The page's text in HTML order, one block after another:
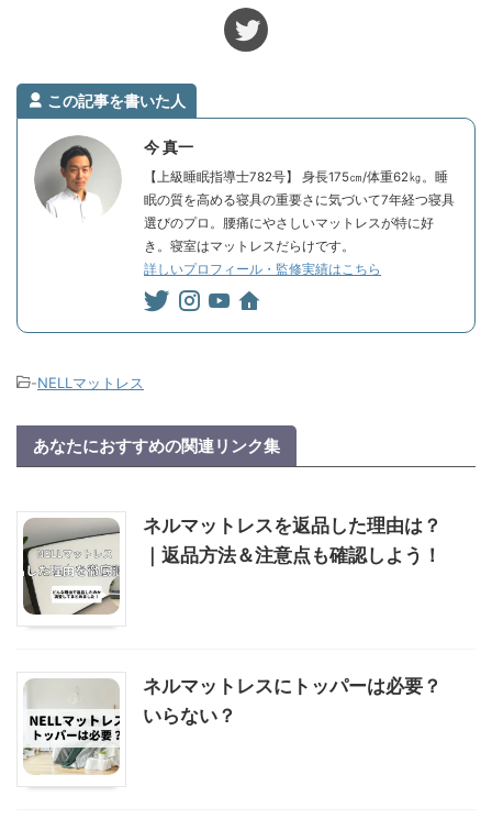
この記事を書いた人
今 真一
【上級睡眠指導士782号】 身長175㎝/体重62㎏。睡
眠の質を高める寝具の重要さに気づいて7年経つ寝具
選びのプロ。腰痛にやさしいマットレスが特に好
き。寝室はマットレスだらけです。
詳しいプロフィール・監修実績はこちら
-NELLマットレス
あなたにおすすめの関連リンク集
ネルマットレスを返品した理由は？
｜返品方法＆注意点も確認しよう！
ネルマットレスにトッパーは必要？
いらない？